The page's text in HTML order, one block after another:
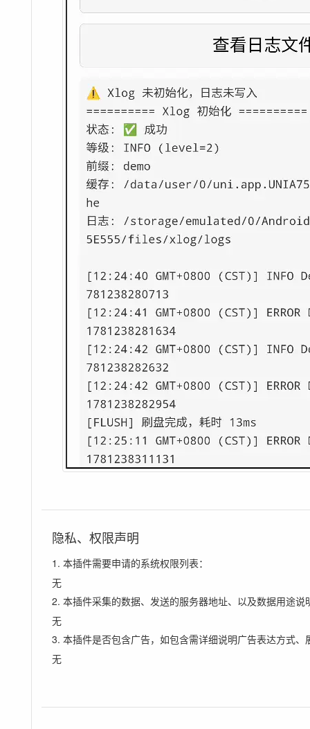
隐私、权限声明
1. 本插件需要申请的系统权限列表：
无
2. 本插件采集的数据、发送的服务器地址、以及数据用途说
无
3. 本插件是否包含广告，如包含需详细说明广告表达方式、
无